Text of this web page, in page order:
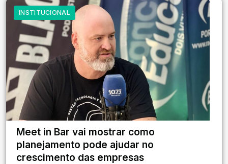
INSTITUCIONAL
Meet in Bar vai mostrar como
planejamento pode ajudar no
crescimento das empresas